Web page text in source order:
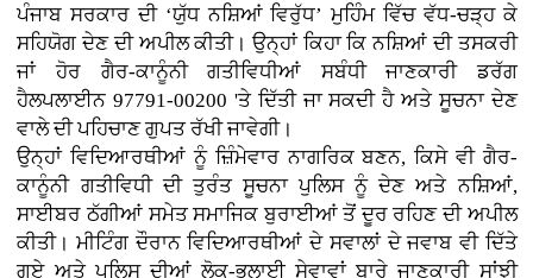
ਪੰਜਾਬ ਸਰਕਾਰ ਦੀ ‘ਯੁੱਧ ਨਸ਼ਿਆਂ ਵਿਰੁੱਧ’ ਮੁਹਿੰਮ ਵਿੱਚ ਵੱਧ-ਚੜ੍ਹ ਕੇ
ਸਹਿਯੋਗ ਦੇਣ ਦੀ ਅਪੀਲ ਕੀਤੀ। ਉਨ੍ਹਾਂ ਕਿਹਾ ਕਿ ਨਸ਼ਿਆਂ ਦੀ ਤਸਕਰੀ
ਜਾਂ ਹੋਰ ਗੈਰ-ਕਾਨੂੰਨੀ ਗਤੀਵਿਧੀਆਂ ਸਬੰਧੀ ਜਾਣਕਾਰੀ ਡਰੱਗ
ਹੈਲਪਲਾਈਨ 97791-00200 'ਤੇ ਦਿੱਤੀ ਜਾ ਸਕਦੀ ਹੈ ਅਤੇ ਸੂਚਨਾ ਦੇਣ
ਵਾਲੇ ਦੀ ਪਹਿਚਾਣ ਗੁਪਤ ਰੱਖੀ ਜਾਵੇਗੀ।
ਉਨ੍ਹਾਂ ਵਿਦਿਆਰਥੀਆਂ ਨੂੰ ਜ਼ਿੰਮੇਵਾਰ ਨਾਗਰਿਕ ਬਣਨ, ਕਿਸੇ ਵੀ ਗੈਰ-
ਕਾਨੂੰਨੀ ਗਤੀਵਿਧੀ ਦੀ ਤੁਰੰਤ ਸੂਚਨਾ ਪੁਲਿਸ ਨੂੰ ਦੇਣ ਅਤੇ ਨਸ਼ਿਆਂ,
ਸਾਈਬਰ ਠੱਗੀਆਂ ਸਮੇਤ ਸਮਾਜਿਕ ਬੁਰਾਈਆਂ ਤੋਂ ਦੂਰ ਰਹਿਣ ਦੀ ਅਪੀਲ
ਕੀਤੀ। ਮੀਟਿੰਗ ਦੌਰਾਨ ਵਿਦਿਆਰਥੀਆਂ ਦੇ ਸਵਾਲਾਂ ਦੇ ਜਵਾਬ ਵੀ ਦਿੱਤੇ
ਗਏ ਅਤੇ ਪੁਲਿਸ ਦੀਆਂ ਲੋਕ-ਭਲਾਈ ਸੇਵਾਵਾਂ ਬਾਰੇ ਜਾਣਕਾਰੀ ਸਾਂਝੀ